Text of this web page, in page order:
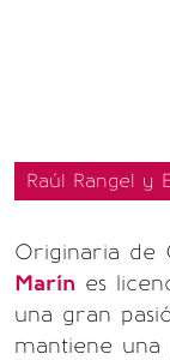
Raúl Rangel y
Originaria de
Marín es
una gran
mantiene una